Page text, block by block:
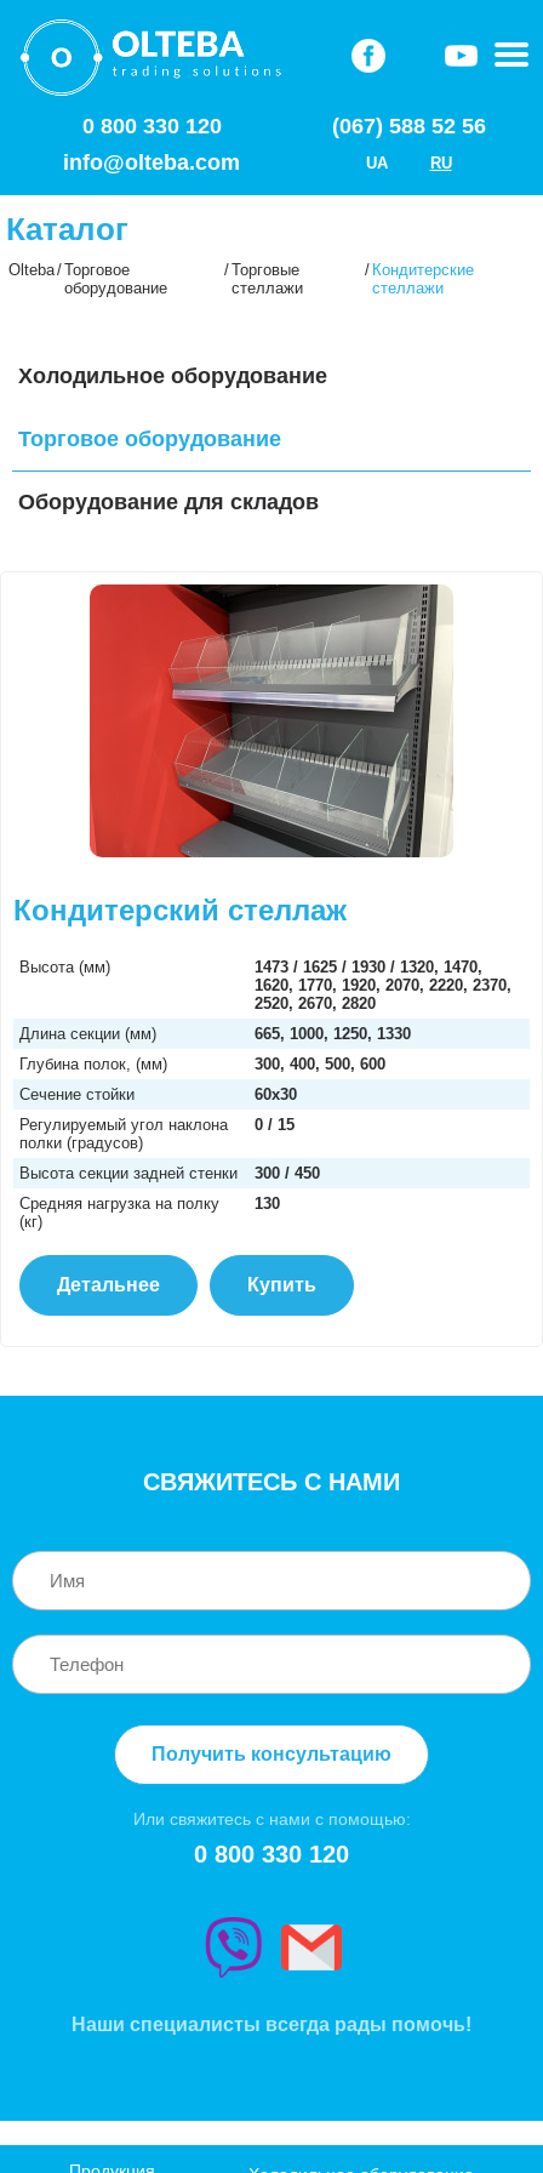
0 800 330 120
(067) 588 52 56
info@olteba.com
UA RU
Каталог
Olteba/Торговое
оборудование
/Торговые
стеллажи
/ Кондитерские
стеллажи
Холодильное оборудование
Торговое оборудование
Оборудование для складов
Кондитерский стеллаж
Высота (мм)
1473 / 1625 / 1930 / 1320, 1470,
1620, 1770, 1920, 2070, 2220, 2370,
2520, 2670, 2820
Длина секции (мм)
665, 1000, 1250, 1330
Глубина полок, (мм)
300, 400, 500, 600
Сечение стойки
60х30
Регулируемый угол наклона
полки (градусов)
0 / 15
Высота секции задней стенки
300 / 450
Средняя нагрузка на полку
(кг)
130
Детальнее Купить
СВЯЖИТЕСЬ С НАМИ
Получить консультацию
Или свяжитесь с нами с помощью:
0 800 330 120
Наши специалисты всегда рады помочь!